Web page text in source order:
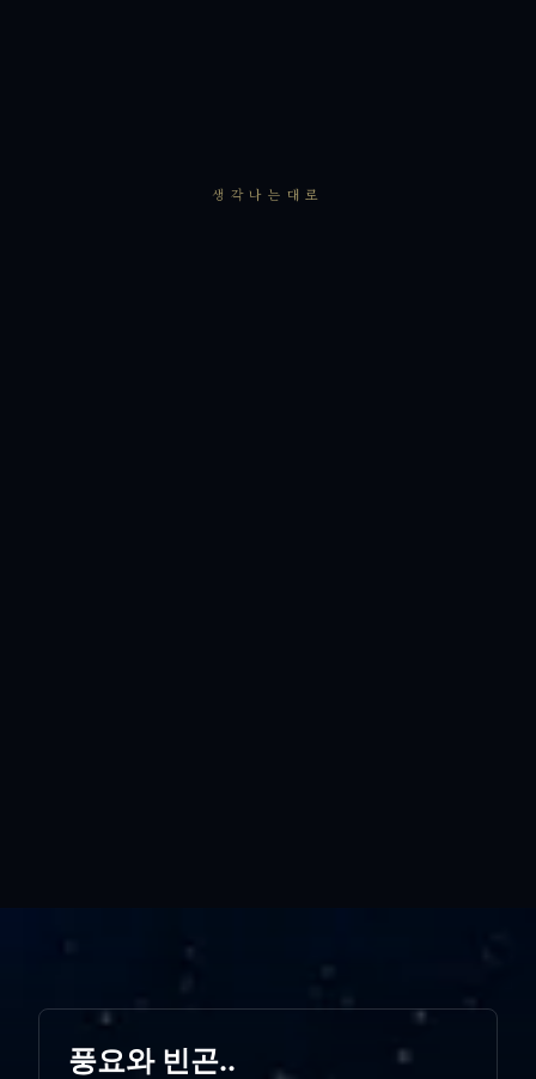
생각나는대로
풍요와 빈곤..